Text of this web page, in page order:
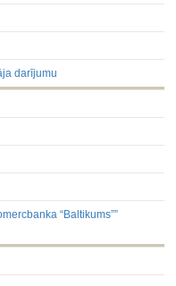
darījumu
“Baltikums””